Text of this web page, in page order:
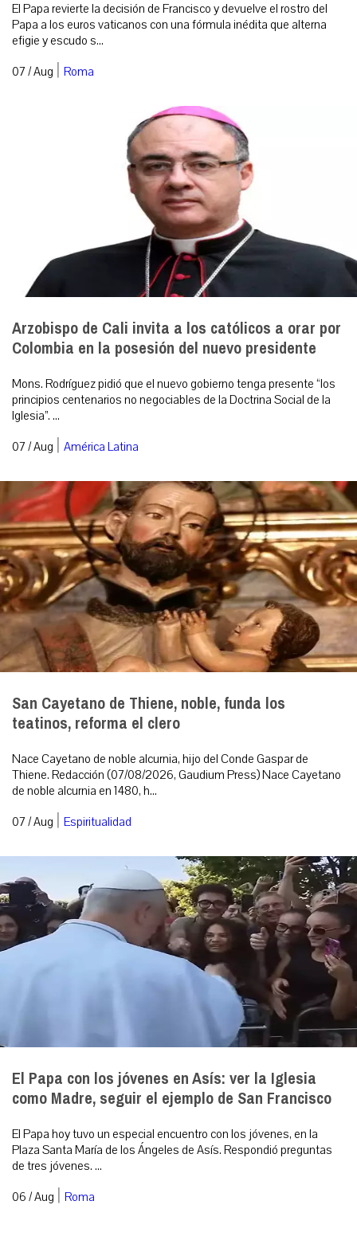
El Papa revierte la decisión de Francisco y devuelve el rostro del
Papa a los euros vaticanos con una fórmula inédita que alterna
efigie y escudo s...
07 / Aug | Roma
Arzobispo de Cali invita a los católicos a orar por
Colombia en la posesión del nuevo presidente
Mons. Rodríguez pidió que el nuevo gobierno tenga presente “los
principios centenarios no negociables de la Doctrina Social de la
Iglesia”. ...
07 / Aug | América Latina
San Cayetano de Thiene, noble, funda los
teatinos, reforma el clero
Nace Cayetano de noble alcurnia, hijo del Conde Gaspar de
Thiene. Redacción (07/08/2026, Gaudium Press) Nace Cayetano
de noble alcurnia en 1480, h...
07 / Aug | Espiritualidad
El Papa con los jóvenes en Asís: ver la Iglesia
como Madre, seguir el ejemplo de San Francisco
El Papa hoy tuvo un especial encuentro con los jóvenes, en la
Plaza Santa María de los Ángeles de Asís. Respondió preguntas
de tres jóvenes. ...
06 / Aug | Roma